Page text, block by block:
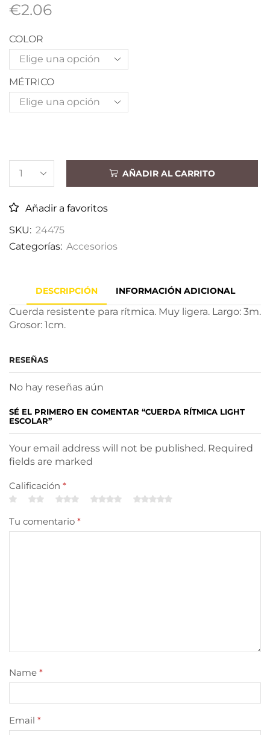
€2.06
COLOR
MÉTRICO
AÑADIR AL CARRITO
Añadir a favoritos
SKU: 24475
Categorías: Accesorios
DESCRIPCIÓN INFORMACIÓN ADICIONAL
Cuerda resistente para rítmica. Muy ligera. Largo: 3m.
Grosor: 1cm.
RESEÑAS
No hay reseñas aún
SÉ EL PRIMERO EN COMENTAR “CUERDA RÍTMICA LIGHT
ESCOLAR”
Your email address will not be published. Required
fields are marked
Calificación *
Tu comentario *
Name *
Email *